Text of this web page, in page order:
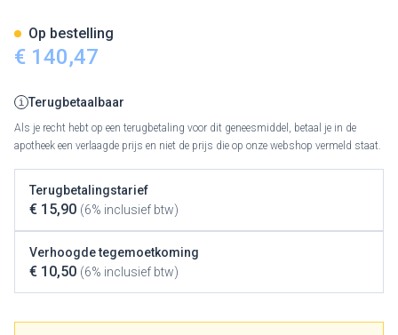
€ 140,47
Terugbetaalbaar
Als je recht hebt op een terugbetaling voor dit geneesmiddel, betaal je in de
apotheek een verlaagde prijs en niet de prijs die op onze webshop vermeld staat.
Terugbetalingstarief
€ 15,90 (6% inclusief btw)
Verhoogde tegemoetkoming
€ 10,50 (6% inclusief btw)
Op bestelling